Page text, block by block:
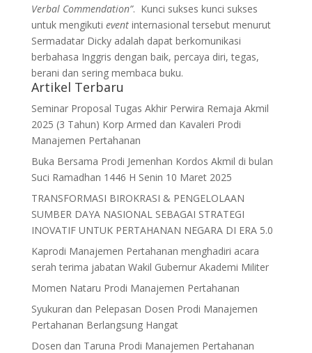
Verbal Commendation”. Kunci sukses kunci sukses
untuk mengikuti eventinternasional tersebut menurut
Sermadatar Dicky adalah dapat berkomunikasi
berbahasa Inggris dengan baik, percaya diri, tegas,
berani dan sering membaca buku.
Artikel Terbaru
Seminar Proposal Tugas Akhir Perwira Remaja Akmil
2025 (3 Tahun) Korp Armed dan Kavaleri Prodi
Manajemen Pertahanan
Buka Bersama Prodi Jemenhan Kordos Akmil di bulan
Suci Ramadhan 1446 H Senin 10 Maret 2025
TRANSFORMASI BIROKRASI & PENGELOLAAN
SUMBER DAYA NASIONAL SEBAGAI STRATEGI
INOVATIF UNTUK PERTAHANAN NEGARA DI ERA 5.0
Kaprodi Manajemen Pertahanan menghadiri acara
serah terima jabatan Wakil Gubernur Akademi Militer
Momen Nataru Prodi Manajemen Pertahanan
Syukuran dan Pelepasan Dosen Prodi Manajemen
Pertahanan Berlangsung Hangat
Dosen dan Taruna Prodi Manajemen Pertahanan